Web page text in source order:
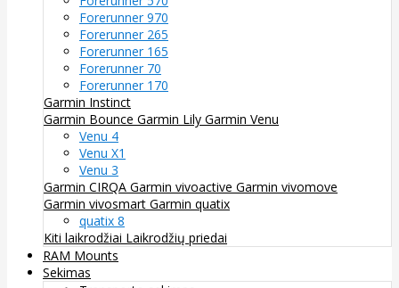
Forerunner 970
Forerunner 265
Forerunner 165
Forerunner 70
Forerunner 170
Garmin Instinct
Garmin Bounce Garmin Lily Garmin Venu
Venu 4
Venu X1
Venu 3
Garmin CIRQA Garmin vivoactive Garmin vivomove
Garmin vivosmart Garmin quatix
quatix 8
Kiti laikrodžiai Laikrodžių priedai
RAM Mounts
Sekimas